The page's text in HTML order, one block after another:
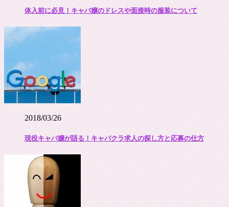
体入前に必見！キャバ嬢のドレスや面接時の服装について
2018/03/26
現役キャバ嬢が語る！キャバクラ求人の探し方と応募の仕方